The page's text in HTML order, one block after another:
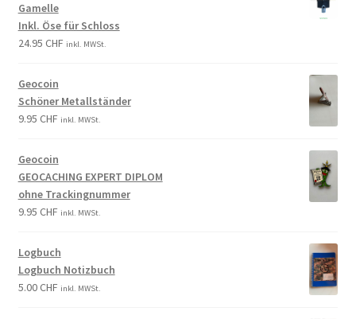
Gamelle
Inkl. Öse für Schloss
24.95 CHF inkl. MWSt.
Geocoin
Schöner Metallständer
9.95 CHF inkl. MWSt.
Geocoin
GEOCACHING EXPERT DIPLOM
ohne Trackingnummer
9.95 CHF inkl. MWSt.
Logbuch
Logbuch Notizbuch
5.00CHF inkl. MWSt.